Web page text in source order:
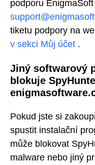
podporu
tiketu podpory na
v sekci Můj účet .
Jiný softwarový
blokuje
Pokud jste si
spustit instalační
může blokovat
malware nebo jiný